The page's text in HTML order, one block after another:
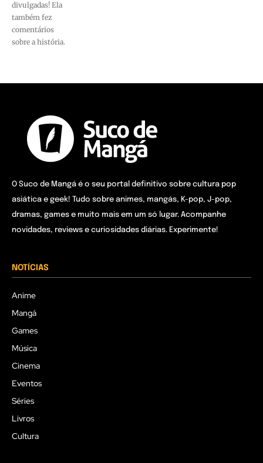
divulgadas! Ela
também fez
comentários
sobre a história.
O Suco de Mangá é o seu portal definitivo sobre cultura pop
asiática e geek! Tudo sobre animes, mangás, K-pop, J-pop,
dramas, games e muito mais em um só lugar. Acompanhe
novidades, reviews e curiosidades diárias. Experimente!
NOTÍCIAS
Anime
Mangá
Games
Música
Cinema
Eventos
Séries
Livros
Cultura